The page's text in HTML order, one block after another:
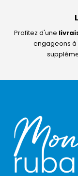
Profitez d'une
engageons à